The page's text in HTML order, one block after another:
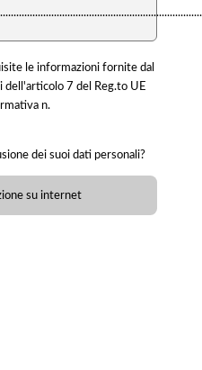
le informazioni fornite dal
7 del Reg.to UE
n.
dei suoi dati personali?
su internet